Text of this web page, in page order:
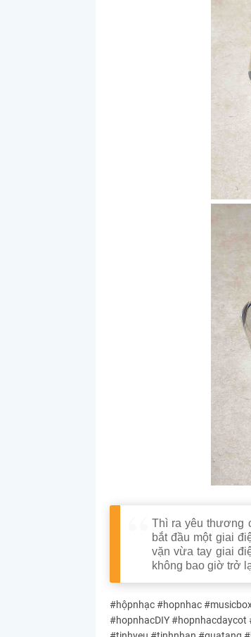
Thì ra yêu thương
bắt đầu một giai
vặn vừa tay giai
không bao giờ trở
#hộpnhạc #hopnhac
#hopnhacDIY